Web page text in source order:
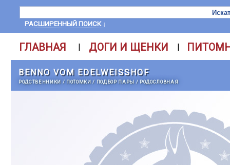
РАСШИРЕННЫЙ ПОИСК ↓
ГЛАВНАЯ | ДОГИ И ЩЕНКИ |
BENNO VOM EDELWEISSHOF
РОДСТВЕННИКИ / ПОТОМКИ/ ПОДБОР ПАРЫ / РОДОСЛОВНАЯ